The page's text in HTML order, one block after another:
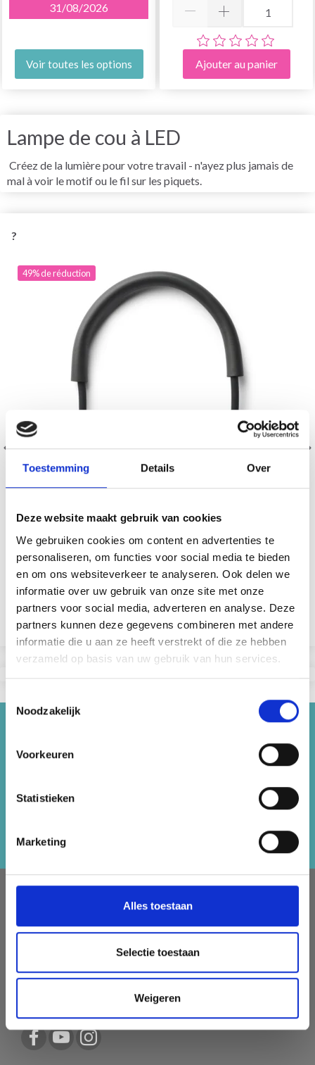
Toestemming Details Over
Deze website maakt gebruik van cookies
We gebruiken cookies om content en advertenties te
personaliseren, om functies voor social media te bieden
en om ons websiteverkeer te analyseren. Ook delen we
informatie over uw gebruik van onze site met onze
partners voor social media, adverteren en analyse. Deze
partners kunnen deze gegevens combineren met andere
informatie die u aan ze heeft verstrekt of die ze hebben
verzameld op basis van uw gebruik van hun services.
Noodzakelijk
Voorkeuren
Statistieken
Marketing
Alles toestaan
Selectie toestaan
Weigeren
31/08/2026
Voir toutes les options Ajouter au panier
Lampe de cou à LED
Créez de la lumière pour votre travail - n'ayez plus jamais de
mal à voir le motif ou le fil sur les piquets.
?
49% de réduction
LINDEHOBBY PREMIUM LAMPE DE COU
EUR 8.70 EUR 17.35
L'offre expire le 31/08/2026
Voir toutes les options
Recevez notre newsletter gratuite et
bénéficiez d'inspiration, d'offres et de
S'abonner
Nous avons une large gamme de marques populaires avec
plus de 15 000 numéros d'articles. Notre équipe s'efforce
de vous fournir le meilleur service possible et la livraison la